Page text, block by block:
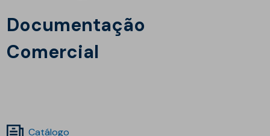
Documentação
Comercial
Catálogo